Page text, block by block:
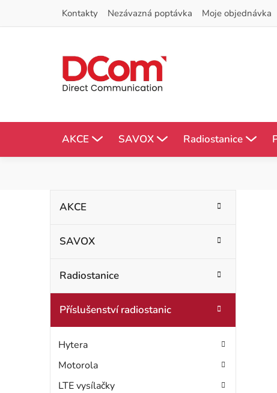
Kontakty Nezávazná poptávka Moje objednávka
AKCE SAVOX Radiostanice
P
r
a
n
n
kategorie
r
e
AKCE
SAVOX
Radiostanice
Příslušenství radiostanic
Hytera
Motorola
LTE vysílačky